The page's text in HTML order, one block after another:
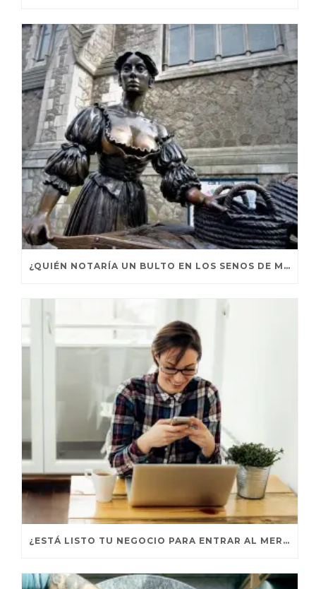
¿QUIÉN NOTARÍA UN BULTO EN LOS SENOS DE MOLLY MALONE? UNA AUDAZ CAMPAÑA DE CONCIENCITAZIÓN SOBRE EL CÁNCER DE MAMA
¿ESTÁ LISTO TU NEGOCIO PARA ENTRAR AL MERCADO GLOBAL?